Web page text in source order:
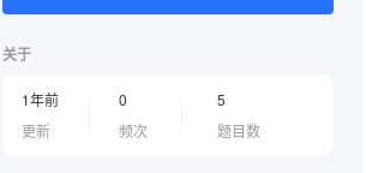
关于
1年前
更新
0
频次
5
题目数